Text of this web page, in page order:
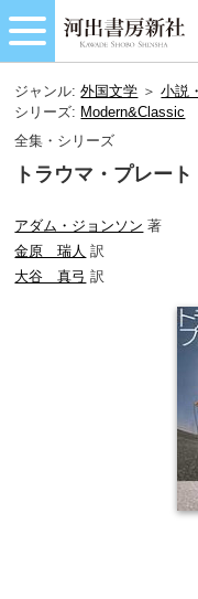
ジャンル:外国文学 ＞小説
シリーズ: Modern&Classic
全集・シリーズ
トラウマ・プレート
アダム・ジョンソン 著
金原 瑞人 訳
大谷 真弓 訳